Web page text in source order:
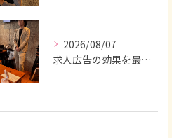
2026/08/07
求人広告の効果を最大化するために最も重要なのは、掲載タイミン...